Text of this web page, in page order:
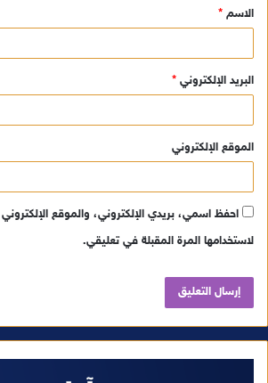
*
الاسم *
البريد الإلكتروني *
الموقع الإلكتروني
احفظ اسمي، بريدي الإلكتروني، والموقع
لاستخدامها المرة المقبلة في تعليقي.